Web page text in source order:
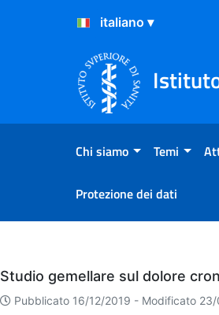
Salta al Contenuto
Salta al Footer
Chi siamo Temi
Protezione dei dati
Eventi
Studio gemellare sul dolore
Pubblicato 16/12/2019 - Modificato 23/